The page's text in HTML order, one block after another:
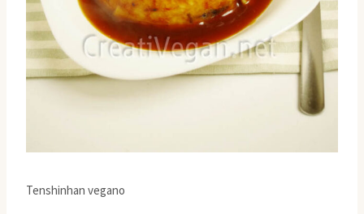
Tenshinhan vegano